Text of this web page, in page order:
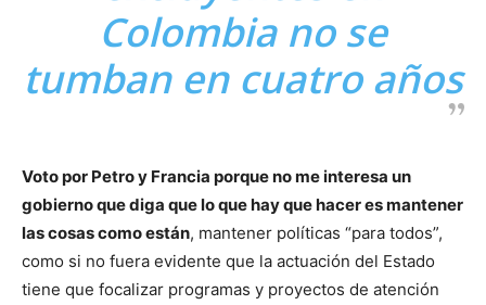
Colombia no se
tumban en cuatro años
Voto por Petro y Francia porque no me interesa un
gobierno que diga que lo que hay que hacer es mantener
las cosas como están, mantener políticas “para todos”,
como si no fuera evidente que la actuación del Estado
tiene que focalizar programas y proyectos de atención